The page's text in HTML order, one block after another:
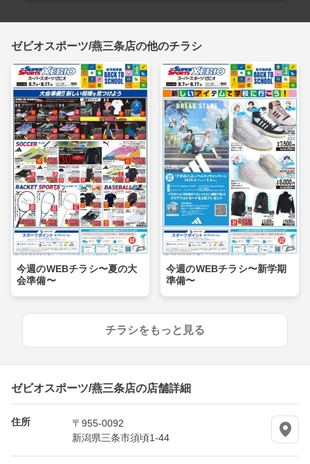
ゼビオスポーツ/燕三条店の他のチラシ
今週のWEBチラシ〜夏の大
会準備〜
今週のWEBチラシ〜新学期
準備〜
チラシをもっと見る
ゼビオスポーツ/燕三条店の店舗詳細
住所
〒955-0092
新潟県三条市須頃1-44